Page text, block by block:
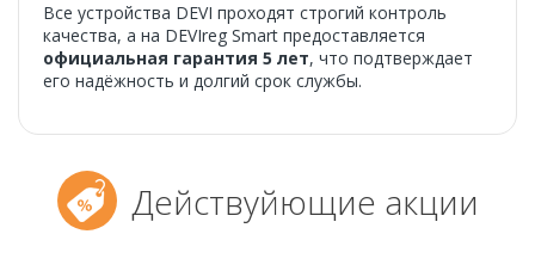
Все устройства DEVI проходят строгий контроль
качества, а на DEVIreg Smart предоставляется
официальная гарантия 5 лет, что подтверждает
его надёжность и долгий срок службы.
Действуйющие акции